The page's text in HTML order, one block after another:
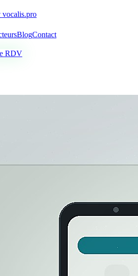
vocalis.pro
BlogContact
RDV